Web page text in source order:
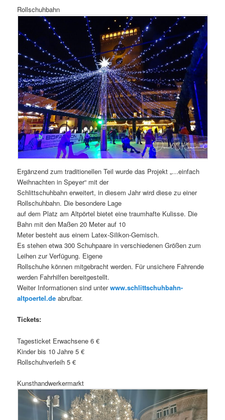
Rollschuhbahn
Ergänzend zum traditionellen Teil wurde das Projekt „…einfach
Weihnachten in Speyer“ mit der
Schlittschuhbahn erweitert, in diesem Jahr wird diese zu einer
Rollschuhbahn. Die besondere Lage
auf dem Platz am Altpörtel bietet eine traumhafte Kulisse. Die
Bahn mit den Maßen 20 Meter auf 10
Meter besteht aus einem Latex-Silikon-Gemisch.
Es stehen etwa 300 Schuhpaare in verschiedenen Größen zum
Leihen zur Verfügung. Eigene
Rollschuhe können mitgebracht werden. Für unsichere Fahrende
werden Fahrhilfen bereitgestellt.
Weiter Informationen sind unterwww.schlittschuhbahn-
altpoertel.de abrufbar.
Tickets:
Tagesticket Erwachsene 6 €
Kinder bis 10 Jahre 5 €
Rollschuhverleih 5 €
Kunsthandwerkermarkt